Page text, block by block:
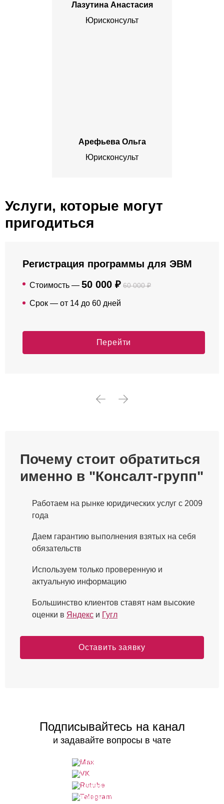
Лазутина Анастасия
Юрисконсульт
Арефьева Ольга
Юрисконсульт
Услуги, которые могут
пригодиться
Регистрация программы для ЭВМ
Стоимость — 50 000 ₽ 60 000 ₽
Срок — от 14 до 60 дней
Перейти
Почему стоит обратиться
именно в "Консалт-групп"
Работаем на рынке юридических услуг с 2009
года
Даем гарантию выполнения взятых на себя
обязательств
Используем только проверенную и
актуальную информацию
Большинство клиентов ставят нам высокие
оценки в Яндекс и Гугл
Оставить заявку
Подписывайтесь на канал
и задавайте вопросы в чате
Подписаться
Подписаться
Подписаться
Подписаться